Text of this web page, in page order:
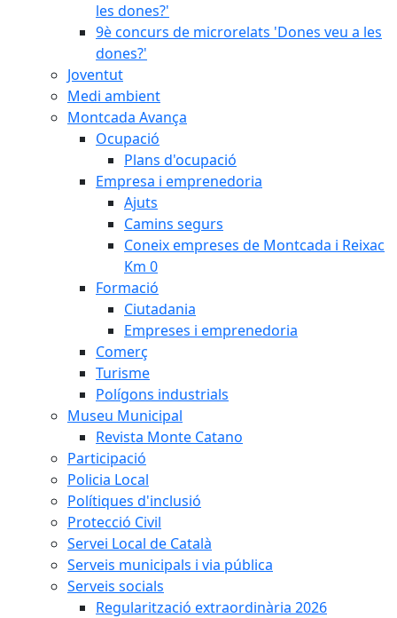
les dones?'
9è concurs de microrelats 'Dones veu a les
dones?'
Joventut
Medi ambient
Montcada Avança
Ocupació
Plans d'ocupació
Empresa i emprenedoria
Ajuts
Camins segurs
Coneix empreses de Montcada i Reixac
Km 0
Formació
Ciutadania
Empreses i emprenedoria
Comerç
Turisme
Polígons industrials
Museu Municipal
Revista Monte Catano
Participació
Policia Local
Polítiques d'inclusió
Protecció Civil
Servei Local de Català
Serveis municipals i via pública
Serveis socials
Regularització extraordinària 2026